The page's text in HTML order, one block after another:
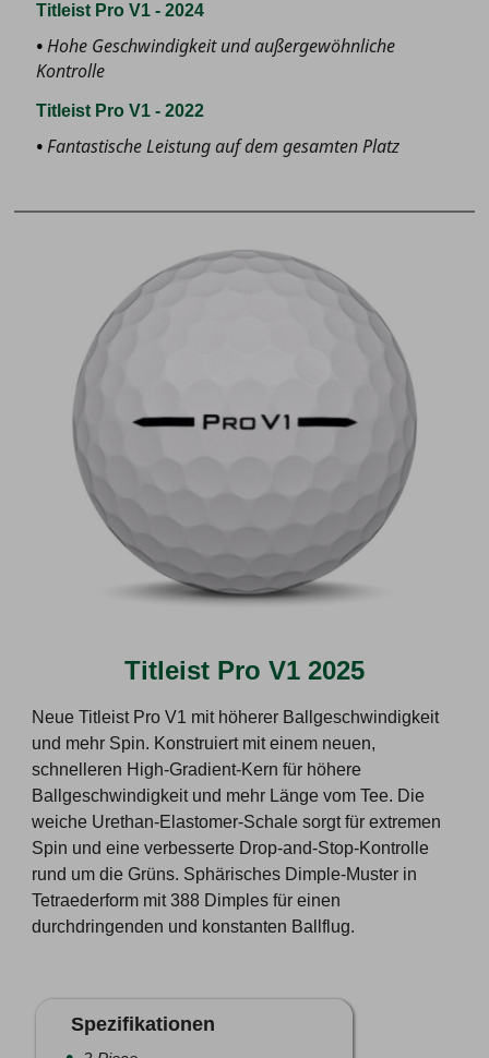
Titleist Pro V1 - 2024
Hohe Geschwindigkeit und außergewöhnliche
Kontrolle
Titleist Pro V1 - 2022
Fantastische Leistung auf dem gesamten Platz
Titleist Pro V1 2025
Neue Titleist Pro V1 mit höherer Ballgeschwindigkeit
und mehr Spin. Konstruiert mit einem neuen,
schnelleren High-Gradient-Kern für höhere
Ballgeschwindigkeit und mehr Länge vom Tee. Die
weiche Urethan-Elastomer-Schale sorgt für extremen
Spin und eine verbesserte Drop-and-Stop-Kontrolle
rund um die Grüns. Sphärisches Dimple-Muster in
Tetraederform mit 388 Dimples für einen
durchdringenden und konstanten Ballflug.
Spezifikationen